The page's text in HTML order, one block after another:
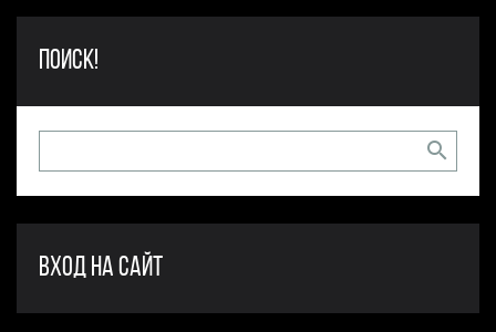
ПОИСК!
ВХОД НА САЙТ